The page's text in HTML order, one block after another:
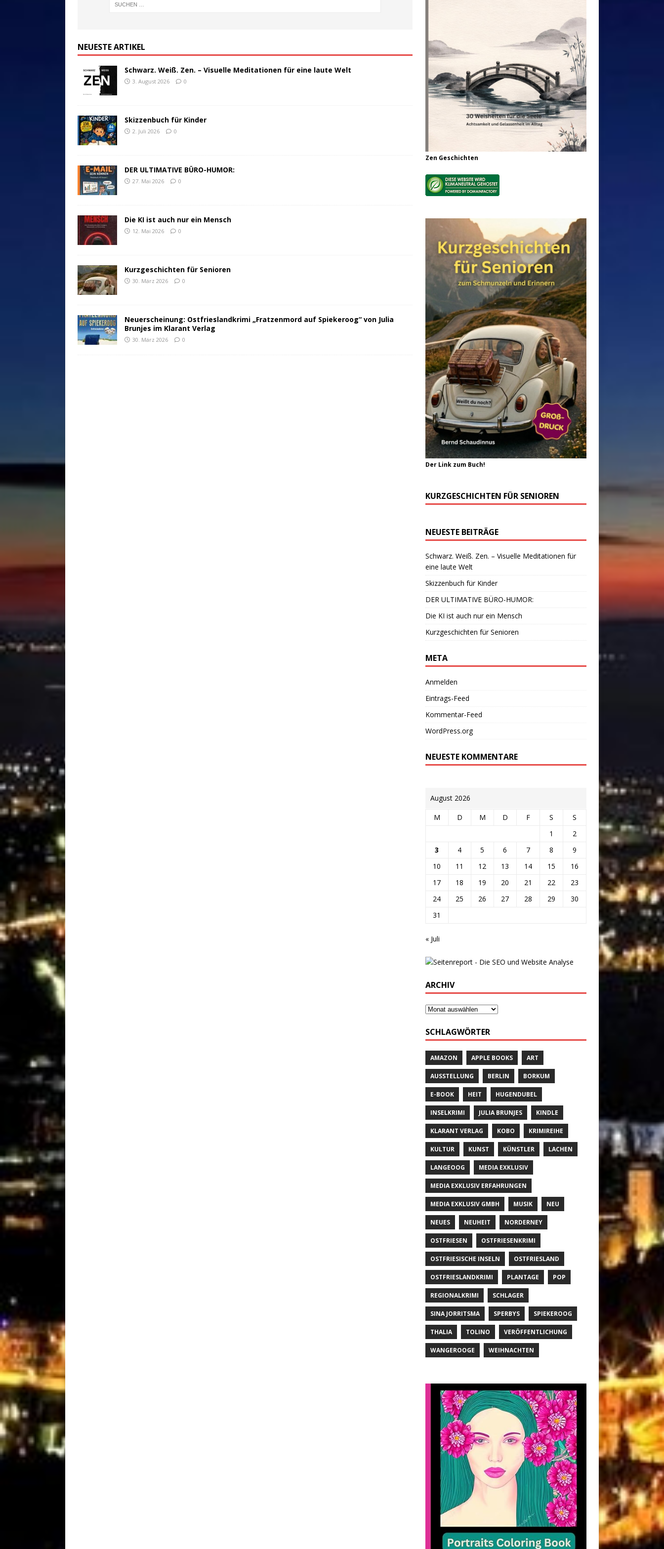
NEUESTE ARTIKEL
Schwarz. Weiß. Zen. – Visuelle Meditationen für eine laute Welt
3. August 2026 0
Skizzenbuch für Kinder
2. Juli 2026 0
DER ULTIMATIVE BÜRO-HUMOR:
27. Mai 2026 0
Die KI ist auch nur ein Mensch
12. Mai 2026 0
Kurzgeschichten für Senioren
30. März 2026 0
Neuerscheinung: Ostfrieslandkrimi „Fratzenmord auf Spiekeroog“ von Julia
Brunjes im Klarant Verlag
30. März 2026 0
Zen Geschichten
Der Link zum Buch!
KURZGESCHICHTEN FÜR SENIOREN
NEUESTE BEITRÄGE
Schwarz. Weiß. Zen. – Visuelle Meditationen für
eine laute Welt
Skizzenbuch für Kinder
DER ULTIMATIVE BÜRO-HUMOR:
Die KI ist auch nur ein Mensch
Kurzgeschichten für Senioren
META
Anmelden
Eintrags-Feed
Kommentar-Feed
WordPress.org
NEUESTE KOMMENTARE
August 2026
M D M D F S
S
1
2
3
4 5 6 7 8
9
10
11 12 13 14 15
16
17
18 19 20 21 22
23
24
25 26 27 28 29
30
31
« Juli
ARCHIV
SCHLAGWÖRTER
AMAZON APPLE BOOKS ART
AUSSTELLUNG BERLIN BORKUM
E-BOOK HEIT HUGENDUBEL
INSELKRIMI JULIA BRUNJES KINDLE
KLARANT VERLAG KOBO KRIMIREIHE
KULTUR KUNST KÜNSTLER LACHEN
LANGEOOG MEDIA EXKLUSIV
MEDIA EXKLUSIV ERFAHRUNGEN
MEDIA EXKLUSIV GMBH MUSIK NEU
NEUES NEUHEIT NORDERNEY
OSTFRIESEN OSTFRIESENKRIMI
OSTFRIESISCHE INSELN OSTFRIESLAND
OSTFRIESLANDKRIMI PLANTAGE POP
REGIONALKRIMI SCHLAGER
SINA JORRITSMA SPERBYS SPIEKEROOG
THALIA TOLINO VERÖFFENTLICHUNG
WANGEROOGE WEIHNACHTEN